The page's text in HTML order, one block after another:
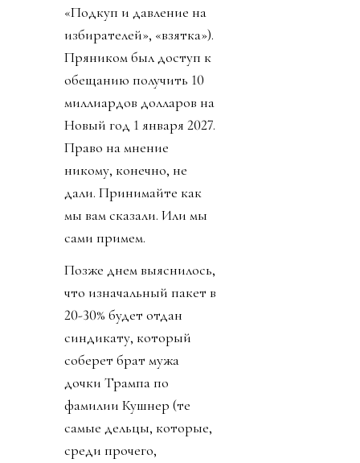
«Подкуп и давление на
избирателей», «взятка»).
Пряником был доступ к
обещанию получить 10
миллиардов долларов на
Новый год 1 января 2027.
Право на мнение
никому, конечно, не
дали. Принимайте как
мы вам сказали. Или мы
сами примем.
Позже днем выяснилось,
что изначальный пакет в
20-30% будет отдан
синдикату, который
соберет брат мужа
дочки Трампа по
фамилии Кушнер (те
самые дельцы, которые,
среди прочего,